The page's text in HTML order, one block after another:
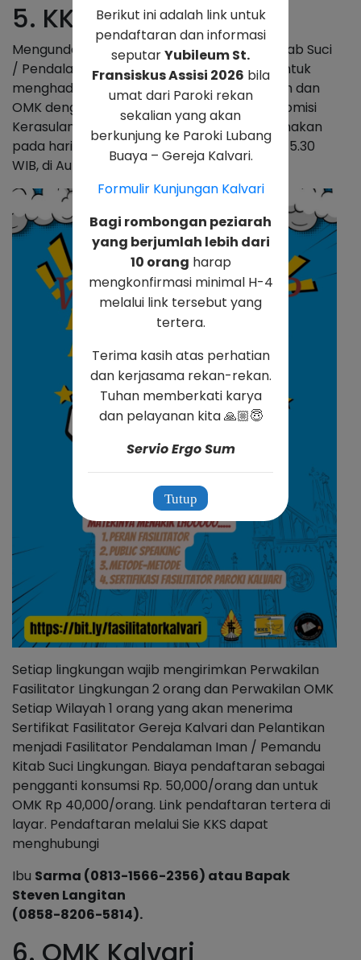
5. KKS Kalvari
Mengundang Para Fasilitator / Pemandu Kitab Suci
/ Pendalaman Iman Lingkungan dan OMK untuk
menghadiri Workshop Fasilitator Lingkungan dan
OMK dengan narasumber / pengajar dari Komisi
Kerasulan Kitab Suci KAJ yang akan dilaksanakan
pada hari Sabtu, 14 Juni 2025, pukul 08.00 – 15.30
WIB, di Aula Vincentius.
Setiap lingkungan wajib mengirimkan Perwakilan
Fasilitator Lingkungan 2 orang dan Perwakilan OMK
Setiap Wilayah 1 orang yang akan menerima
Sertifikat Fasilitator Gereja Kalvari dan Pelantikan
menjadi Fasilitator Pendalaman Iman / Pemandu
Kitab Suci Lingkungan. Biaya pendaftaran sebagai
pengganti konsumsi Rp. 50,000/orang dan untuk
OMK Rp 40,000/orang. Link pendaftaran tertera di
layar. Pendaftaran melalui Sie KKS dapat
menghubungi
Ibu Sarma (0813-1566-2356) atau Bapak
Steven Langitan
(0858-8206-5814).
6. OMK Kalvari
Berikut ini adalah link untuk
pendaftaran dan informasi
seputarYubileum St.
Fransiskus Assisi 2026 bila
umat dari Paroki rekan
sekalian yang akan
berkunjung ke Paroki Lubang
Buaya – Gereja Kalvari.
Formulir Kunjungan Kalvari
Bagi rombongan peziarah
yang berjumlah lebih dari
10 orang harap
mengkonfirmasi minimal H-4
melalui link tersebut yang
tertera.
Terima kasih atas perhatian
dan kerjasama rekan-rekan.
Tuhan memberkati karya
dan pelayanan kita 🙏🏼😇
Servio Ergo Sum
Tutup